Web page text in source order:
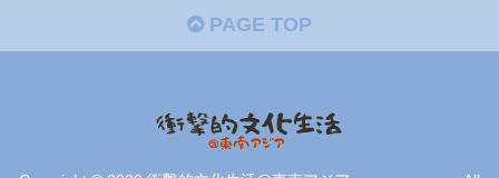
PAGE TOP